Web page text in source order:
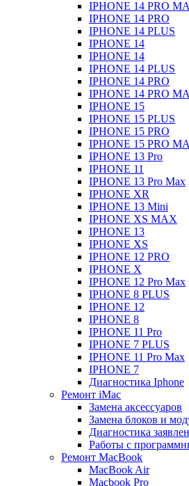
IPHONE 14 PRO
IPHONE 14 PRO
IPHONE 14 PLUS
IPHONE 14
IPHONE 14
IPHONE 14 PLUS
IPHONE 14 PRO
IPHONE 14 PRO
IPHONE 15
IPHONE 15 PLUS
IPHONE 15 PRO
IPHONE 15 PRO
IPHONE 13 Pro
IPHONE 11
IPHONE 13 Pro Max
IPHONE XR
IPHONE 13 Mini
IPHONE XS MAX
IPHONE 13
IPHONE XS
IPHONE 12 PRO
IPHONE X
IPHONE 12 Pro Max
IPHONE 8 PLUS
IPHONE 12
IPHONE 8
IPHONE 11 Pro
IPHONE 7 PLUS
IPHONE 11 Pro Max
IPHONE 7
Диагностика Iphone
Ремонт iMac
Замена аксессуаров
Замена блоков и
Диагностика
Работы с
Ремонт MacBook
MacBook Air
Macbook Pro